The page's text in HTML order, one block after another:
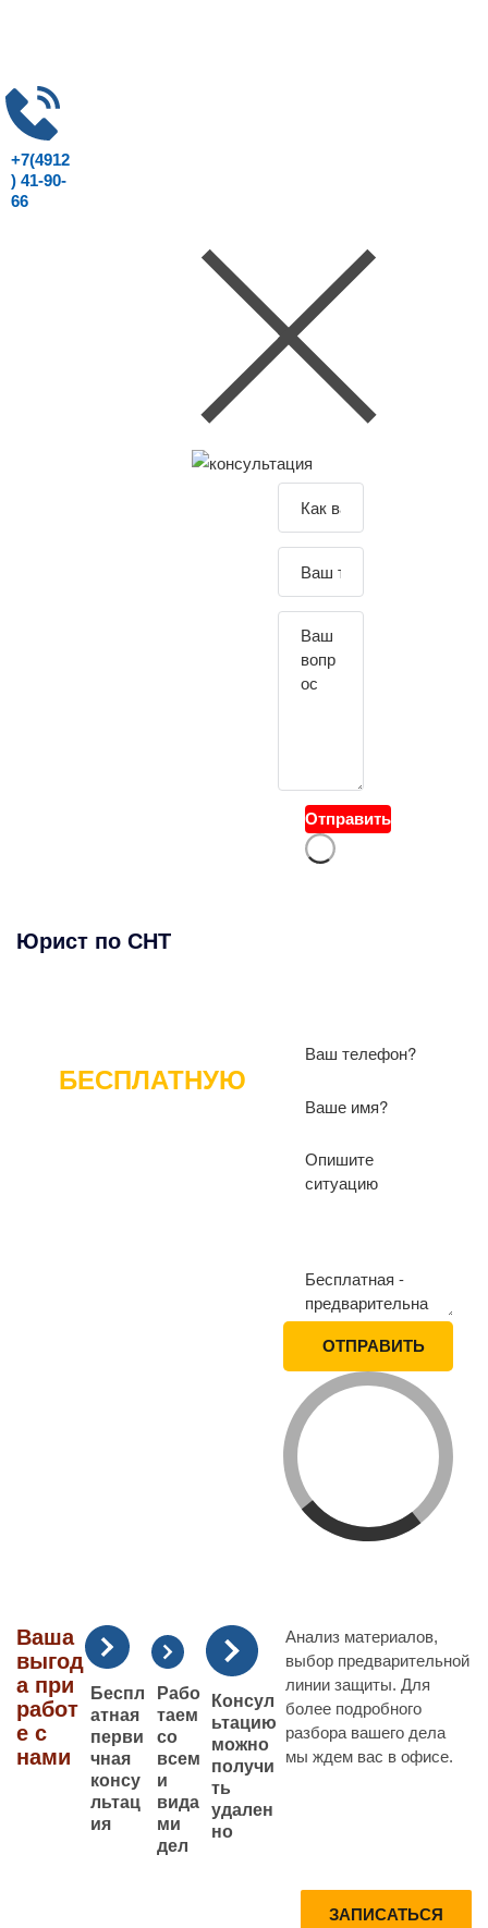
+7(4912
) 41-90-
66
Отправить
Юрист по СНТ
БЕСПЛАТНУЮ
ОТПРАВИТЬ
Ваша
выгод
а при
работ
е с
нами
Беспл
атная
перви
чная
консу
льтац
ия
Рабо
таем
со
всем
и
вида
ми
дел
Консул
ьтацию
можно
получи
ть
удален
но
Анализ материалов,
выбор предварительной
линии защиты. Для
более подробного
разбора вашего дела
мы ждем вас в офисе.
ЗАПИСАТЬСЯ